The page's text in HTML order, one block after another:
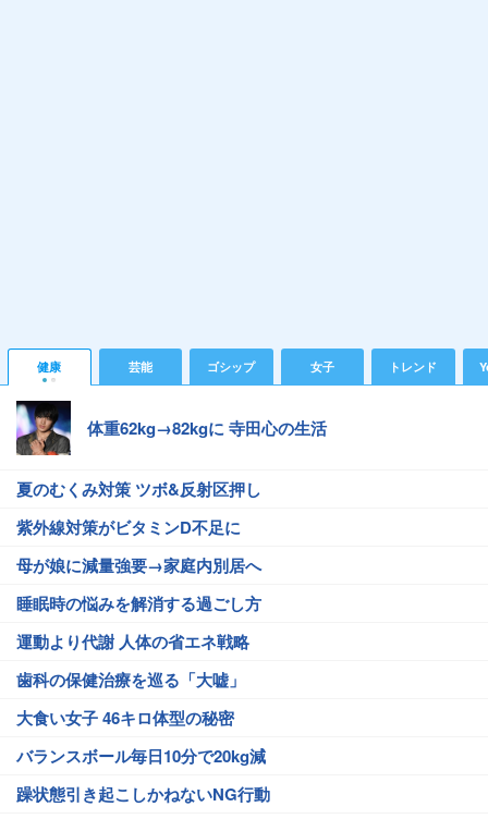
健康 芸能 ゴシップ 女子 トレンド
体重62kg→82kgに 寺田心の生活
夏のむくみ対策 ツボ&反射区押し
紫外線対策がビタミンD不足に
母が娘に減量強要→家庭内別居へ
睡眠時の悩みを解消する過ごし方
運動より代謝 人体の省エネ戦略
歯科の保健治療を巡る「大嘘」
大食い女子 46キロ体型の秘密
バランスボール毎日10分で20kg減
躁状態引き起こしかねないNG行動